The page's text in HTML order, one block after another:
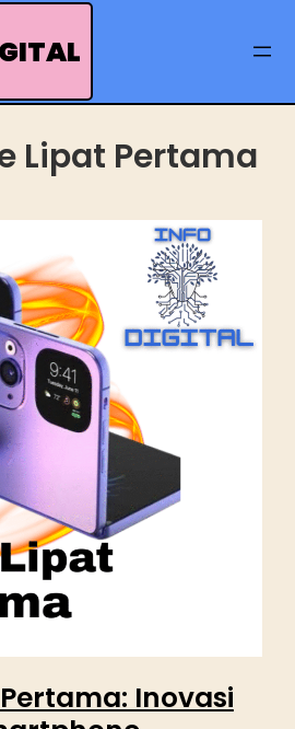
Lipat Pertama
Inovasi